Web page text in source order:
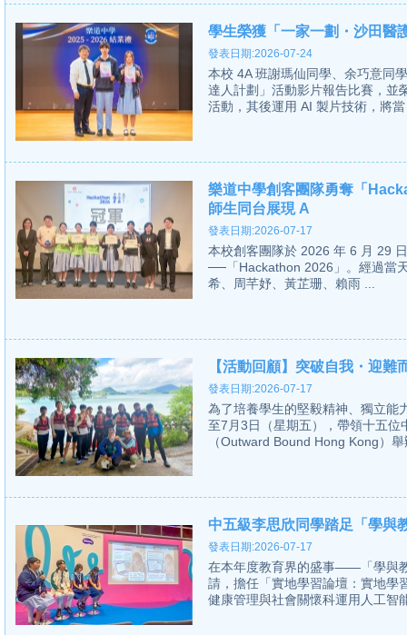
學生榮獲「一家一劃・沙田醫
發表日期:2026-07-24
本校 4A 班謝瑪仙同學、余巧意同
達人計劃」活動影片報告比賽，並
活動，其後運用 AI 製片技術，將
樂道中學創客團隊勇奪「
師生同台展現 A
發表日期:2026-07-17
本校創客團隊於 2026 年 6 月 29
──「Hackathon 2026」。經過當
希、周芊妤、黃芷珊、賴雨 ...
【活動回顧】突破自我・迎
發表日期:2026-07-17
為了培養學生的堅毅精神、獨立能
至7月3日（星期五），帶領十五
（Outward Bound Hong Kong）
中五級李思欣同學踏足「學與
發表日期:2026-07-17
在本年度教育界的盛事——「學與
請，擔任「實地學習論壇：實地學
健康管理與社會關懷科運用人工智